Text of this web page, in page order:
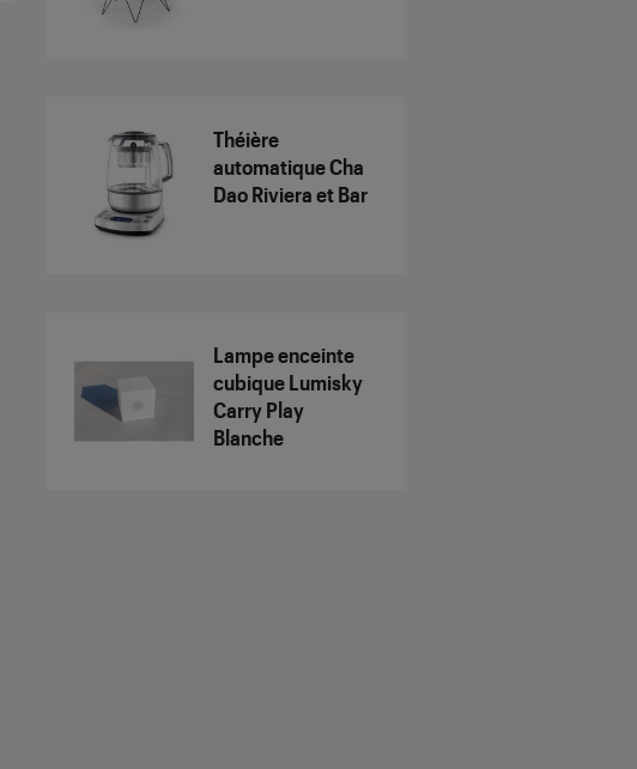
Théière
automatique Cha
Dao Riviera et Bar
Lampe enceinte
cubique Lumisky
Carry Play
Blanche